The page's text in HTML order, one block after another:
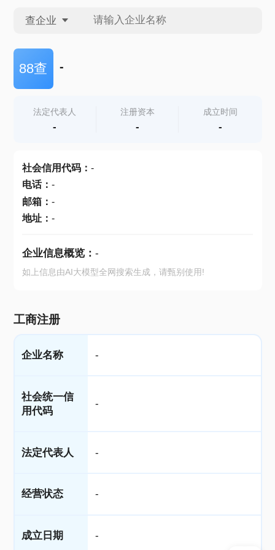
查企业
查企业
查产地
88查 -
法定代表人
-
注册资本
-
成立时间
-
社会信用代码： -
电话： -
邮箱： -
地址： -
企业信息概览： -
如上信息由AI大模型全网搜索生成，请甄别使用!
工商注册
企业名称 -
社会统一信
用代码
-
法定代表人 -
经营状态 -
成立日期 -